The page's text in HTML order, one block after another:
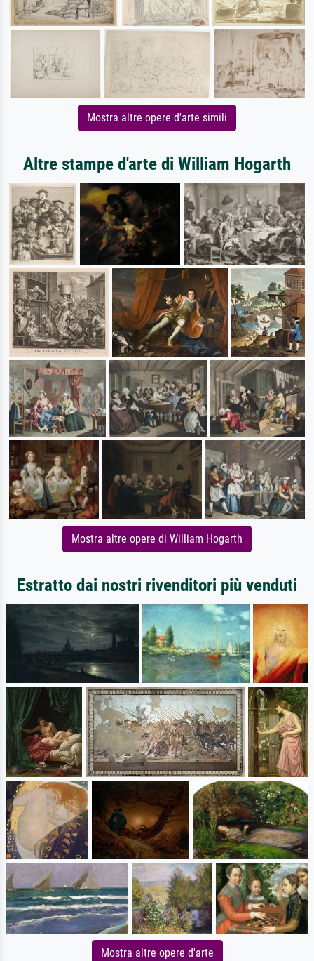
Mostra altre opere d'arte simili
Altre stampe d'arte di William Hogarth
Mostra altre opere di William Hogarth
Estratto dai nostri rivenditori più venduti
Mostra altre opere d'arte